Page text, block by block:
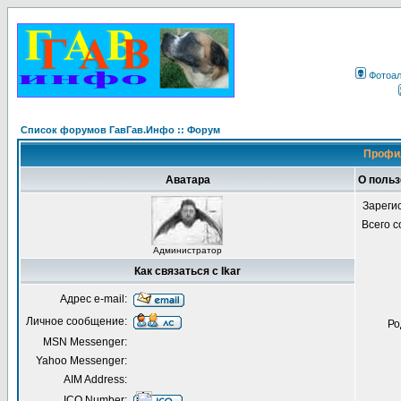
Список форумов ГавГав.Инфо :: Форум
Аватара О
Администратор
Всего
Как связаться с Ikar
Адрес e-mail:
Личное сообщение:
MSN Messenger:
Yahoo Messenger:
AIM Address: